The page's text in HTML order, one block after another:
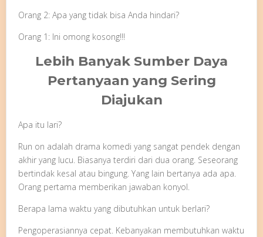
Orang 2: Apa yang tidak bisa Anda hindari?
Orang 1: Ini omong kosong!!!
Lebih Banyak Sumber Daya
Pertanyaan yang Sering
Diajukan
Apa itu lari?
Run on adalah drama komedi yang sangat pendek dengan
akhir yang lucu. Biasanya terdiri dari dua orang. Seseorang
bertindak kesal atau bingung. Yang lain bertanya ada apa.
Orang pertama memberikan jawaban konyol.
Berapa lama waktu yang dibutuhkan untuk berlari?
Pengoperasiannya cepat. Kebanyakan membutuhkan waktu